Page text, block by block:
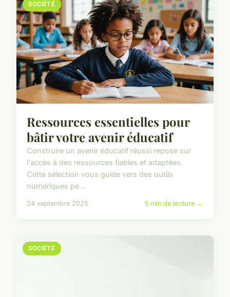
SOCIÉTÉ
Ressources essentielles pour
bâtir votre avenir éducatif
Construire un avenir éducatif réussi repose sur
l'accès à des ressources fiables et adaptées.
Cette sélection vous guide vers des outils
numériques pe...
24 septembre 2025 5 min de lecture →
SOCIÉTÉ